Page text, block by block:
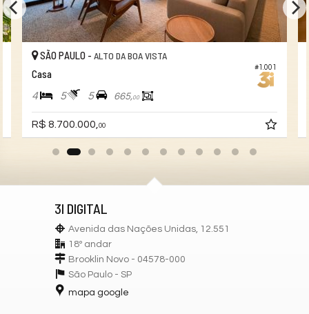
#1.001
SÃO PAULO - ALTO DA BOA VISTA
Casa
4 5 5 665,00
R$ 8.700.000, 00
3I DIGITAL
Avenida das Nações Unidas, 12.551
18º andar
Brooklin Novo - 04578-000
São Paulo - SP
mapa google